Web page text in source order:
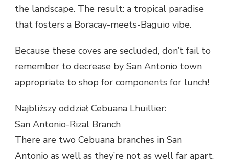
the landscape. The result: a tropical paradise
that fosters a Boracay-meets-Baguio vibe.
Because these coves are secluded, don’t fail to
remember to decrease by San Antonio town
appropriate to shop for components for lunch!
Najbliższy oddział Cebuana Lhuillier:
San Antonio-Rizal Branch
There are two Cebuana branches in San
Antonio as well as they’re not as well far apart.